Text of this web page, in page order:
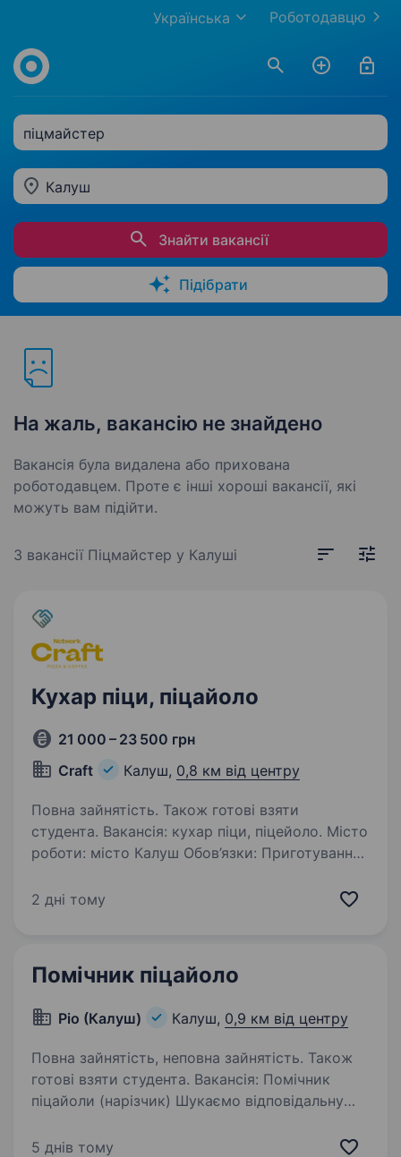
Роботодавцю
Українська
піцмайстер
Калуш
Знайти вакансії
Підібрати
На жаль, вакансію не знайдено
Вакансія була видалена або прихована
роботодавцем. Проте є інші хороші вакансії, які
можуть вам підійти.
3 вакансії Піцмайстер у Калуші
Кухар піци, піцайоло
21 000 – 23 500 грн
Craft
Калуш, 0,8 км від центру
Повна зайнятість. Також готові взяти
студента. Вакансія: кухар піци, піцейоло. Місто
роботи: місто Калуш Обов’язки: Приготування
до технологічних карт і рецептів. Дотримання
2 дні тому
Помічник піцайоло
Ріо (Калуш) Калуш, 0,9 км від центру
Повна зайнятість, неповна зайнятість. Також
готові взяти студента. Вакансія: Помічник
піцайоли (нарізчик) Шукаємо відповідальну
команді. Ваші обов’язки: підготовка
5 днів тому